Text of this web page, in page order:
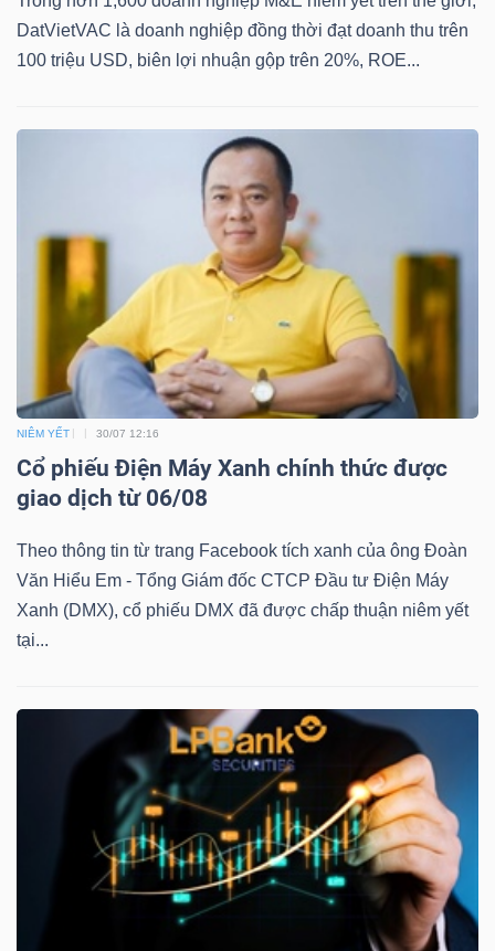
DatVietVAC là doanh nghiệp đồng thời đạt doanh thu trên
100 triệu USD, biên lợi nhuận gộp trên 20%, ROE...
NIÊM YẾT 30/07 12:16
Cổ phiếu Điện Máy Xanh chính thức được
giao dịch từ 06/08
Theo thông tin từ trang Facebook tích xanh của ông Đoàn
Văn Hiểu Em - Tổng Giám đốc CTCP Đầu tư Điện Máy
Xanh (DMX), cổ phiếu DMX đã được chấp thuận niêm yết
tại...
YẾU
YẾU
CHĂM
SÓC
SỨC
KHỎE
TÀI
CÔNG
THÔNG